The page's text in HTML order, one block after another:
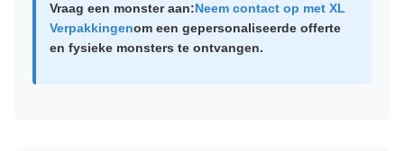
Vraag een monster aan:Neem contact op met XL
Verpakkingenom een ​​gepersonaliseerde offerte
en fysieke monsters te ontvangen.